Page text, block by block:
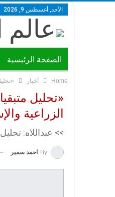
الأحد, أغسطس 9, 2026
الصفحة الرئيسية
ندوات ومؤتمرات
Home أخبار
«تحليل
الزراعية
>> عبداللاه: تحليل 336 ألف عينة العام الماضي ونستهدف مضاعفة نسب التحليل
By احمد سمير